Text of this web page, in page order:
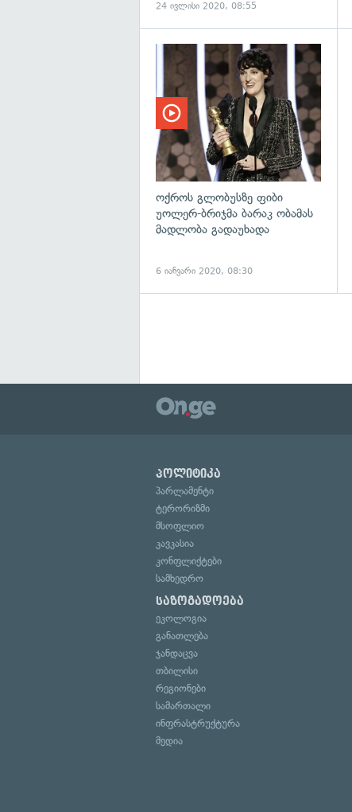
24 ივლისი 2020, 08:55
ოქროს გლობუსზე ფიბი
უოლერ-ბრიჯმა ბარაკ ობამას
მადლობა გადაუხადა
6 იანვარი 2020, 08:30
პოლიტიკა
პარლამენტი
ტერორიზმი
მსოფლიო
კავკასია
კონფლიქტები
სამხედრო
საზოგადოება
ეკოლოგია
განათლება
ჯანდაცვა
თბილისი
რეგიონები
სამართალი
ინფრასტრუქტურა
მედია